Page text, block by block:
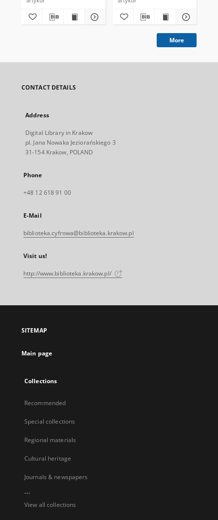
More
CONTACT DETAILS
Address
Digital Library in Krakow
pl. Jana Nowaka Jeziorańskiego 3
31-154 Krakow, POLAND
Phone
+48 12 618 91 00
E-Mail
biblioteka.cyfrowa@biblioteka.krakow.pl
Visit us!
http://www.biblioteka.krakow.pl/
SITEMAP
Main page
Collections
Recommended
Special collections
Regional materials
Cultural heritage
Journals & newspapers
...
View all collections